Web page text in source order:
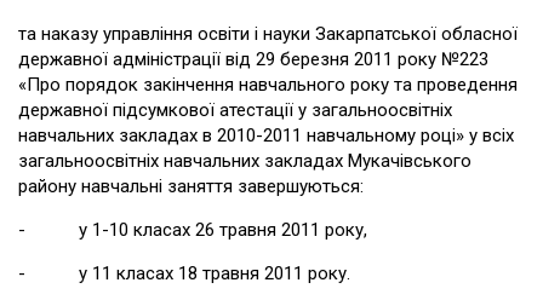
та наказу управління освіти і науки Закарпатської обласної
державної адміністрації від 29 березня 2011 року №223
«Про порядок закінчення навчального року та проведення
державної підсумкової атестації у загальноосвітніх
навчальних закладах в 2010-2011 навчальному році» у всіх
загальноосвітніх навчальних закладах Мукачівського
району навчальні заняття завершуються:
- у 1-10 класах 26 травня 2011 року,
- у 11 класах 18 травня 2011 року.